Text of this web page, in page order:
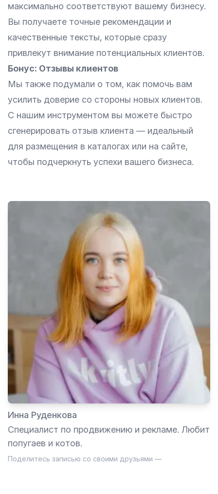
максимально соответствуют вашему бизнесу.
Вы получаете точные рекомендации и
качественные тексты, которые сразу
привлекут внимание потенциальных клиентов.
Бонус: Отзывы клиентов
Мы также подумали о том, как помочь вам
усилить доверие со стороны новых клиентов.
С нашим инструментом вы можете быстро
сгенерировать отзыв клиента — идеальный
для размещения в каталогах или на сайте,
чтобы подчеркнуть успехи вашего бизнеса.
Инна Руденкова
Специалист по продвижению и рекламе. Любит
попугаев и котов.
Поделитесь записью со своими друзьями —